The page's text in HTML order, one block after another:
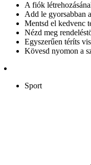
A fiók
Add le gyorsabban
Mentsd el kedvenc
Nézd meg
Egyszerűen téríts
Kövesd nyomon a
Sport